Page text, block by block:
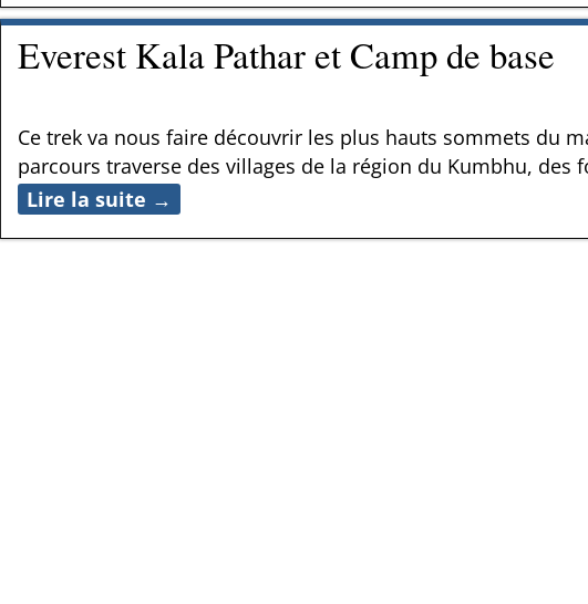
Everest Kala Pathar et Camp de base
Ce trek va nous faire découvrir les plus hauts sommets du
parcours traverse des villages de la région du Kumbhu,
Lire la suite →